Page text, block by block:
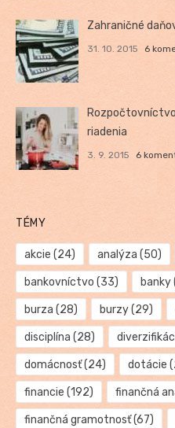
Zahraničné
31. 10. 2015 6
riadenia
3. 9. 2015 6
TÉMY
akcie (24) analýza (50)
bankovníctvo (33) banky
burza (28) burzy(29)
disciplína (28)
domácnosť(24) dotácie
financie (192) finančná
finančná gramotnosť(67)